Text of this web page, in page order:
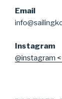
Email
Instagram
@instagram